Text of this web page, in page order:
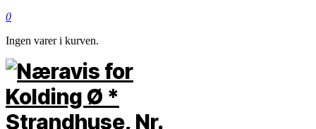
0
Ingen varer i kurven.